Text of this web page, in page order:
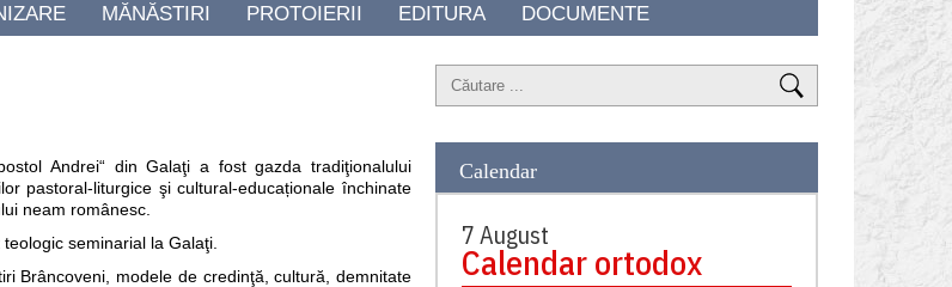
MĂNĂSTIRI PROTOIERII EDITURA DOCUMENTE
Andrei“ din Galaţi a fost gazda tradiţionalului
pastoral-liturgice şi cultural-educaționale închinate
neam românesc.
seminarial la Galaţi.
Brâncoveni, modele de credinţă, cultură, demnitate
Calendar
7 August
Calendar ortodox